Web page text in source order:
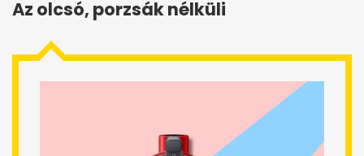
Az olcsó, porzsák nélküli